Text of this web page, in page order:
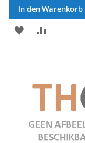
In den Warenkorb
MERKEN